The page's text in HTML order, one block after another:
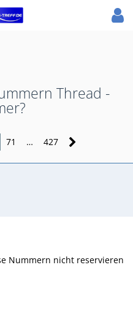
Thread -
71 … 427
Nummern nicht reservieren